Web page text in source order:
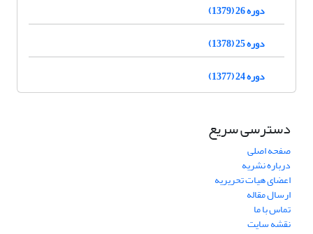
دوره 26 (1379)
دوره 25 (1378)
دوره 24 (1377)
دسترسی سریع
صفحه اصلی
درباره نشریه
اعضای هیات تحریریه
ارسال مقاله
تماس با ما
نقشه سایت